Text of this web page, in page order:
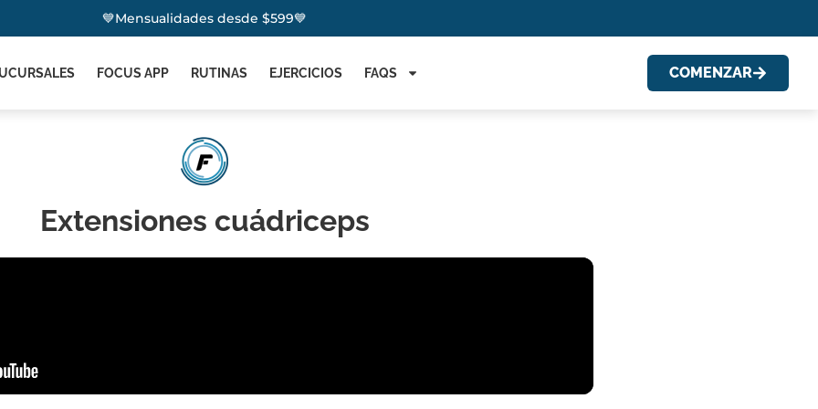
💙Mensualidades desde $599💙
FOCUS APP RUTINAS EJERCICIOS FAQS COMENZAR
Extensiones cuádriceps